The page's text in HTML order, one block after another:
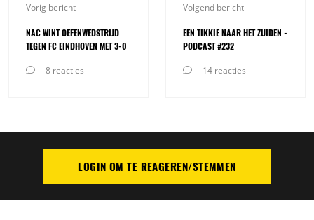
Vorig bericht
NAC WINT OEFENWEDSTRIJD
TEGEN FC EINDHOVEN MET 3-0
8 reacties
Volgend bericht
EEN TIKKIE NAAR HET ZUIDEN -
PODCAST #232
14 reacties
PLAATS REACTIELOGIN OM TE REAGEREN/STEMMEN